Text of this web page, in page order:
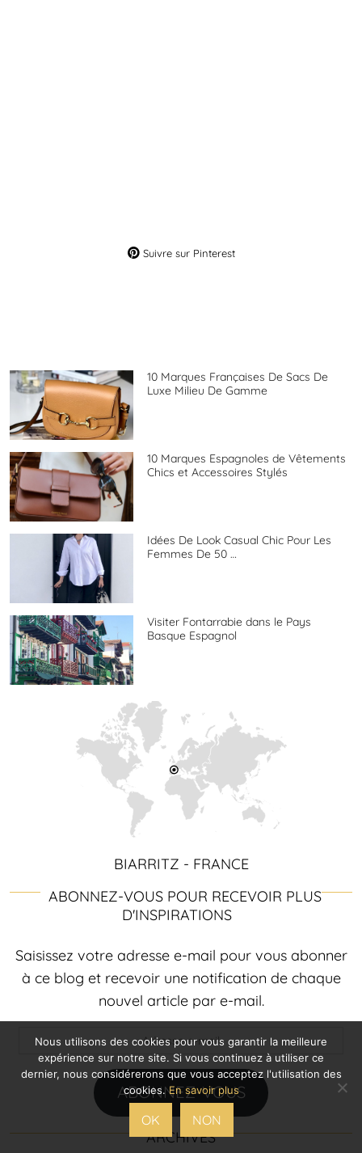
Suivre sur Pinterest
10 Marques Françaises De Sacs De
Luxe Milieu De Gamme
10 Marques Espagnoles de Vêtements
Chics et Accessoires Stylés
Idées De Look Casual Chic Pour Les
Femmes De 50 …
Visiter Fontarrabie dans le Pays
Basque Espagnol
BIARRITZ - FRANCE
ABONNEZ-VOUS POUR RECEVOIR PLUS
D'INSPIRATIONS
Saisissez votre adresse e-mail pour vous abonner
à ce blog et recevoir une notification de chaque
nouvel article par e-mail.
Adresse
mail
ABONNEZ-VOUS
ARCHIVES
Nous utilisons des cookies pour vous garantir la meilleure
expérience sur notre site. Si vous continuez à utiliser ce
dernier, nous considérerons que vous acceptez l'utilisation des
cookies.En savoir plus
OK NON